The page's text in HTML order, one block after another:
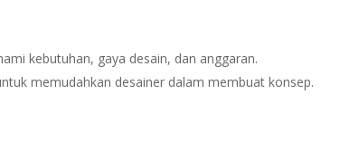
kebutuhan, gaya desain, dan anggaran.
memudahkan desainer dalam membuat konsep.